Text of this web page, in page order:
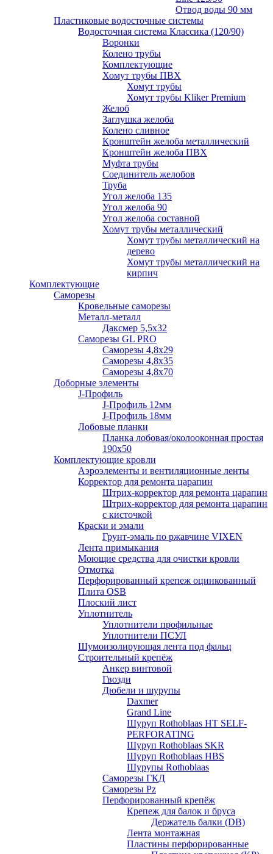
Отвод воды 90 мм
Пластиковые водосточные системы
Водосточная система Классика (120/90)
Воронки
Колено трубы
Комплектующие
Хомут трубы ПВХ
Хомут трубы
Хомут трубы Kliker Premium
Желоб
Заглушка желоба
Колено сливное
Кронштейн желоба металлический
Кронштейн желоба ПВХ
Муфта трубы
Соединитель желобов
Труба
Угол желоба 135
Угол желоба 90
Угол желоба составной
Хомут трубы металлический
Хомут трубы металлический на
дерево
Хомут трубы металлический на
кирпич
Комплектующие
Саморезы
Кровельные саморезы
Металл-металл
Даксмер 5,5х32
Саморезы GL PRO
Сaморезы 4,8х29
Сaморезы 4,8х35
Сaморезы 4,8х70
Доборные элементы
J-Профиль
J-Профиль 12мм
J-Профиль 18мм
Лобовые планки
Планка лобовая/околооконная простая
190х50
Комплектующие кровли
Аэроэлементы и вентиляционные ленты
Корректор для ремонта царапин
Штрих-корректор для ремонта царапин
Штрих-корректор для ремонта царапин
с кисточкой
Краски и эмали
Грунт-эмаль по ржавчине VIXEN
Лента примыкания
Моющие средства для очистки кровли
Отмотка
Перфорированный крепеж оцинкованный
Плита OSB
Плоский лист
Уплотнитель
Уплотнители профильные
Уплотнители ПСУЛ
Шумоизолирующая лента под фальц
Строительный крепёж
Анкер винтовой
Гвозди
Дюбели и шурупы
Daxmer
Grand Line
Шуруп Rothoblaas HT SELF-
PERFORATING
Шуруп Rothoblaas SKR
Шуруп Rothoblaas НВS
Шурупы Rothoblaas
Саморeзы ГКД
Саморезы Pz
Перфорированный крепёж
Крепеж для балок и бруса
Держатель балки (DB)
Лента монтажнaя
Пластины перфорированные